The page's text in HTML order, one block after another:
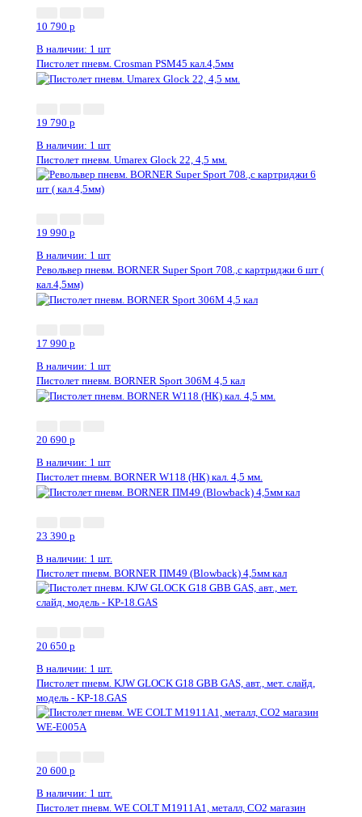
10 790 p
В наличии: 1 шт
Пистолет пневм. Crosman PSM45 кал.4,5мм
19 790 p
В наличии: 1 шт
Пистолет пневм. Umarex Glock 22, 4,5 мм.
19 990 p
В наличии: 1 шт
Револьвер пневм. BORNER Super Sport 708.,с картриджи 6 шт (
кал.4,5мм)
17 990 p
В наличии: 1 шт
Пистолет пневм. BORNER Sport 306M 4,5 кал
20 690 p
В наличии: 1 шт
Пистолет пневм. BORNER W118 (НК) кал. 4,5 мм.
23 390 p
В наличии: 1 шт.
Пистолет пневм. BORNER ПМ49 (Blowback) 4,5мм кал
20 650 p
В наличии: 1 шт.
Пистолет пневм. KJW GLOCK G18 GBB GAS, авт., мет. слайд,
модель - KP-18.GAS
20 600 p
В наличии: 1 шт.
Пистолет пневм. WE COLT M1911А1, металл, СО2 магазин